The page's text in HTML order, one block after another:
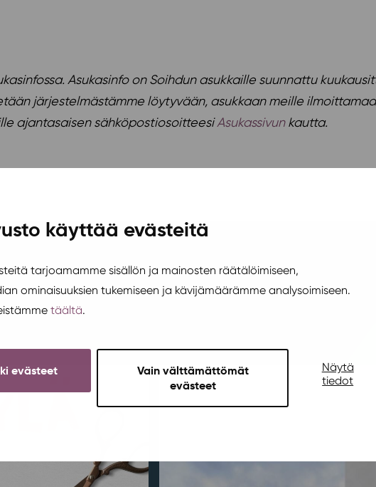
käyttää evästeitä
tarjoamamme sisällön ja mainosten räätälöimiseen,
ominaisuuksien tukemiseen ja kävijämäärämme analysoimiseen.
täältä.
evästeet
Vain välttämättömät
evästeet
Näytä
tiedot
Asukasinfo on Soihdun asukkaille suunnattu
järjestelmästämme löytyvään, asukkaan meille
ajantasaisen sähköpostiosoitteesiAsukassivunkautta.